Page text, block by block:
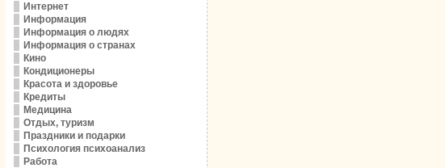
Интернет
Информация
Информация о людях
Информация о странах
Кино
Кондиционеры
Красота и здоровье
Кредиты
Медицина
Отдых, туризм
Праздники и подарки
Психология психоанализ
Работа